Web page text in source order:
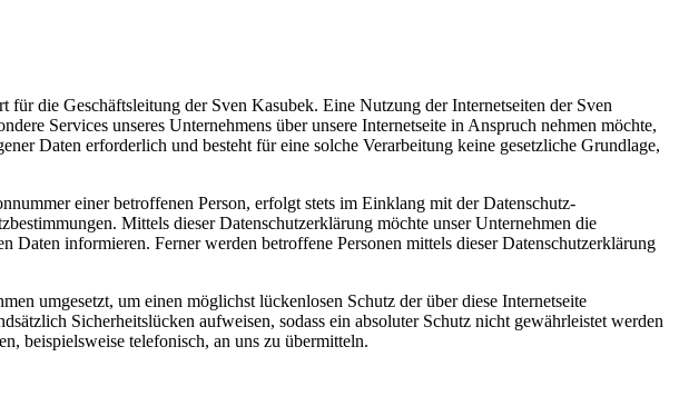
für die Geschäftsleitung der Sven Kasubek. Eine Nutzung der Internetseiten der Sven
Services unseres Unternehmens über unsere Internetseite in Anspruch nehmen möchte,
Daten erforderlich und besteht für eine solche Verarbeitung keine gesetzliche Grundlage,
einer betroffenen Person, erfolgt stets im Einklang mit der Datenschutz-
Mittels dieser Datenschutzerklärung möchte unser Unternehmen die
informieren. Ferner werden betroffene Personen mittels dieser Datenschutzerklärung
umgesetzt, um einen möglichst lückenlosen Schutz der über diese Internetseite
Sicherheitslücken aufweisen, sodass ein absoluter Schutz nicht gewährleistet werden
beispielsweise telefonisch, an uns zu übermitteln.